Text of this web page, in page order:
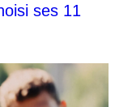
ses 11